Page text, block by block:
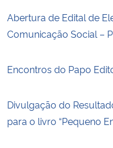
Secretaria de Governo
Advocacia-Geral da União
Banco Central do Brasil
Abertura de Edital de
Comunicação Social –
Encontros do Papo
Divulgação do
para o livro “Pequeno